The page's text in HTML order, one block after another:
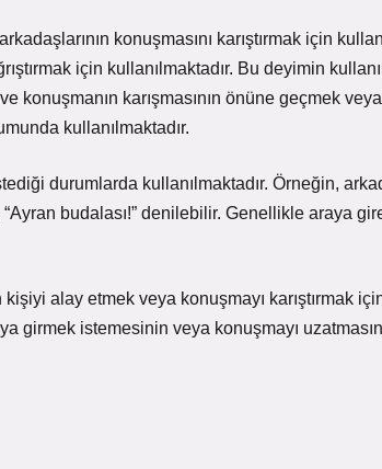
konuşmasını karıştırmak için
için kullanılmaktadır. Bu deyimin
konuşmanın karışmasının önüne geçmek
kullanılmaktadır.
durumlarda kullanılmaktadır. Örneğin,
budalası!” denilebilir. Genellikle araya
alay etmek veya konuşmayı karıştırmak
girmek istemesinin veya konuşmayı